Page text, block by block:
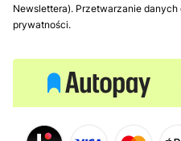
Newslettera). Przetwarzanie
prywatności.